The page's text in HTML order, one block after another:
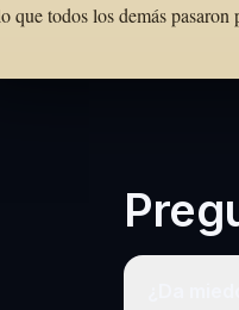
que todos los demás